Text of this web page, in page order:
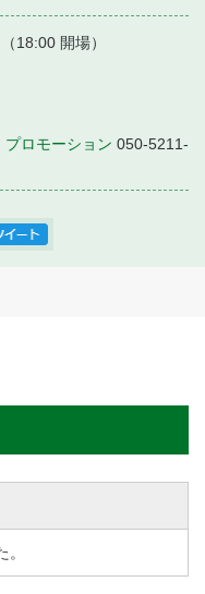
18:00 開場）
ロモーション 050-5211-